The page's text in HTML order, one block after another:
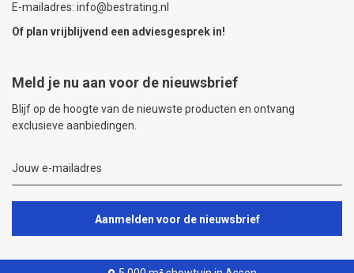
E-mailadres: info@bestrating.nl
Of plan vrijblijvend een adviesgesprek in!
Meld je nu aan voor de nieuwsbrief
Blijf op de hoogte van de nieuwste producten en ontvang
exclusieve aanbiedingen.
Aanmelden voor de nieuwsbrief